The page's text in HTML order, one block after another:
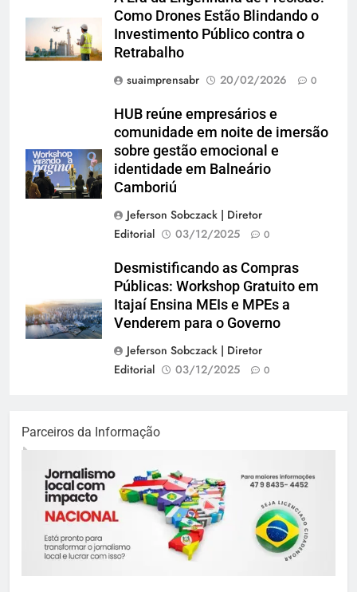
Como Drones Estão Blindando o
Investimento Público contra o
Retrabalho
suaimprensabr
20/02/2026 0
HUB reúne empresários e
comunidade em noite de imersão
sobre gestão emocional e
identidade em Balneário
Camboriú
Jeferson Sobczack | Diretor
Editorial
03/12/2025 0
Desmistificando as Compras
Públicas: Workshop Gratuito em
Itajaí Ensina MEIs e MPEs a
Venderem para o Governo
Jeferson Sobczack | Diretor
Editorial
03/12/2025 0
Parceiros da Informação